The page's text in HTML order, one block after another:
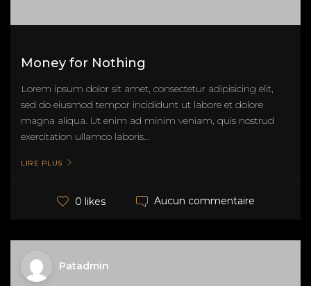
Money for Nothing
Lorem ipsum dolor sit amet, consectetur adipisicing elit,
sed do eiusmod tempor incididunt ut labore et dolore
magna aliqua. Ut enim ad minim veniam, quis nostrud
exercitation ullamco laboris...
LIRE PLUS
0 likes Aucun commentaire
Patadmin